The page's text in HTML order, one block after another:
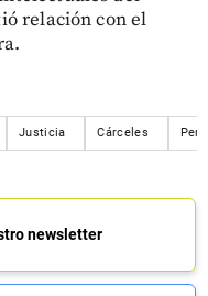
relación con el
Justicia Cárceles
newsletter